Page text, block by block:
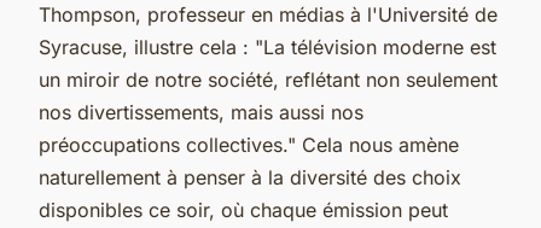
Thompson, professeur en médias à l'Université de
Syracuse, illustre cela : "La télévision moderne est
un miroir de notre société, reflétant non seulement
nos divertissements, mais aussi nos
préoccupations collectives." Cela nous amène
naturellement à penser à la diversité des choix
disponibles ce soir, où chaque émission peut